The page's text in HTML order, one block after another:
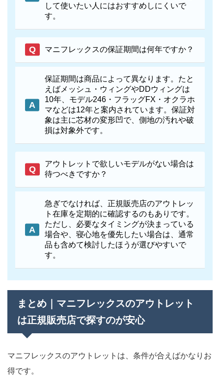
して使いたい人にはおすすめしにくいで
す。
マニフレックスの保証期間は何年ですか？
保証期間は商品によって異なります。たと
えばメッシュ・ウィングやDDウィングは
10年、モデル246・フラッグFX・オクラホ
マなどは12年と案内されています。保証対
象は主に芯材の変形凹で、側地の汚れや破
損は対象外です。
アウトレットで欲しいモデルがない場合は
待つべきですか？
急ぎでなければ、正規販売店のアウトレッ
ト在庫を定期的に確認するのもありです。
ただし、必要なタイミングが決まっている
場合や、寝心地を優先したい場合は、通常
品も含めて検討したほうが選びやすいで
す。
まとめ｜マニフレックスのアウトレット
は正規販売店で探すのが安心
マニフレックスのアウトレットは、条件が合えばかなりお
得です。